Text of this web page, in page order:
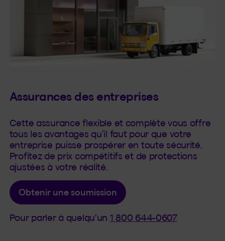
Assurances des entreprises
Cette assurance flexible et complète vous offre
tous les avantages qu’il faut pour que votre
entreprise puisse prospérer en toute sécurité.
Profitez de prix compétitifs et de protections
ajustées à votre réalité.
Obtenir une soumission
Pour parler à quelqu'un 1 800 644-0607